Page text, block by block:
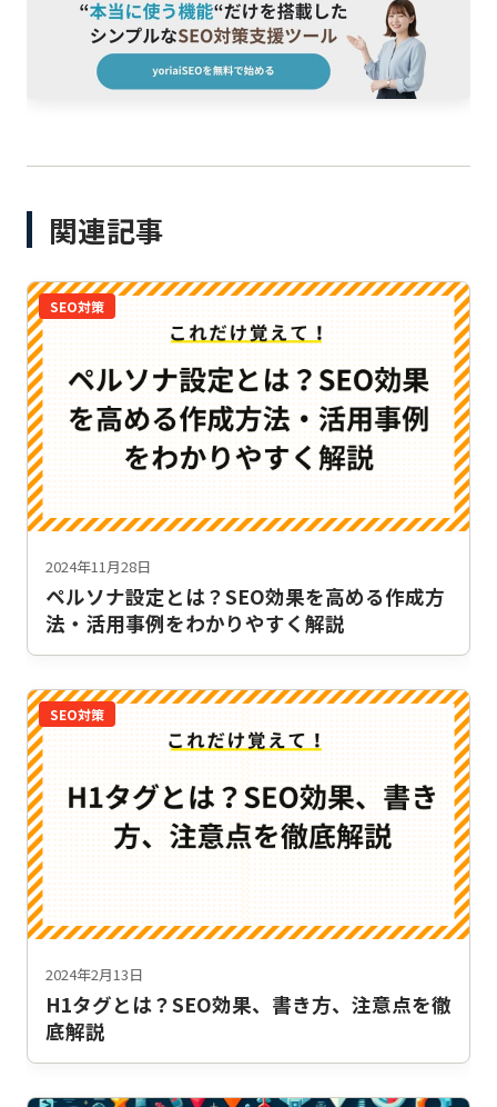
関連記事
SEO対策
2024年11月28日
ペルソナ設定とは？SEO効果を高める作成方
法・活用事例をわかりやすく解説
SEO対策
2024年2月13日
H1タグとは？SEO効果、書き方、注意点を徹
底解説